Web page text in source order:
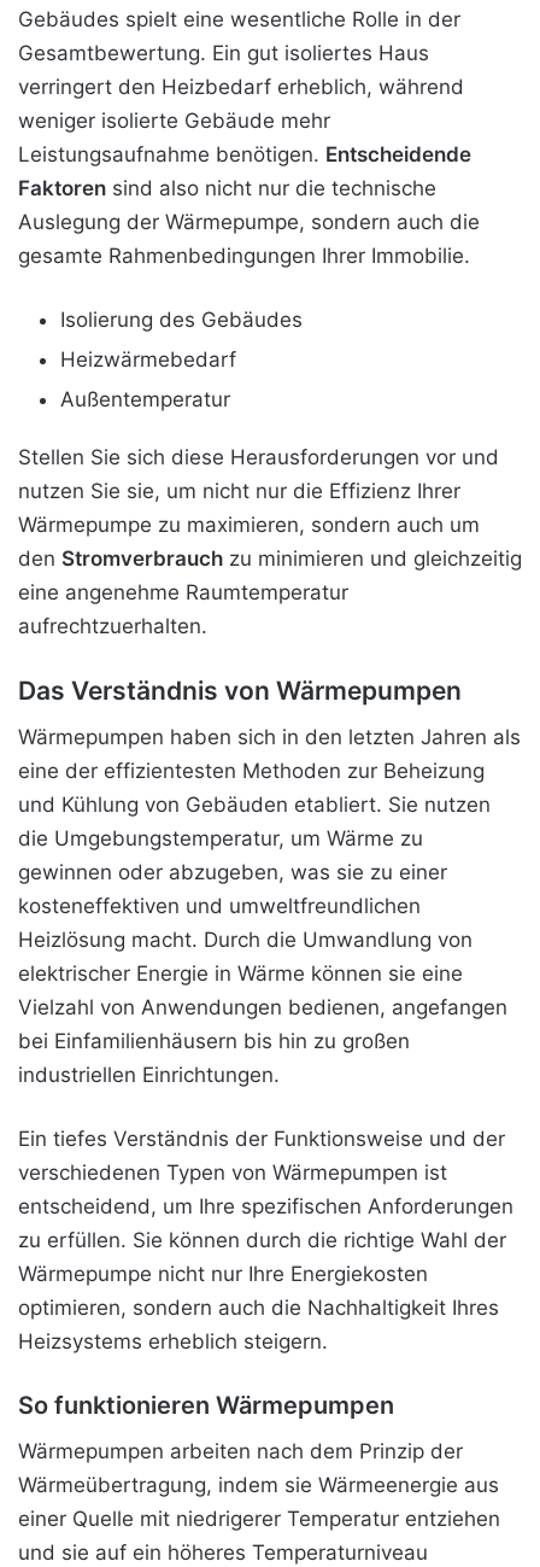
Gebäudes spielt eine wesentliche Rolle in der
Gesamtbewertung. Ein gut isoliertes Haus
verringert den Heizbedarf erheblich, während
weniger isolierte Gebäude mehr
Leistungsaufnahme benötigen. Entscheidende
Faktoren sind also nicht nur die technische
Auslegung der Wärmepumpe, sondern auch die
gesamte Rahmenbedingungen Ihrer Immobilie.
Isolierung des Gebäudes
Heizwärmebedarf
Außentemperatur
Stellen Sie sich diese Herausforderungen vor und
nutzen Sie sie, um nicht nur die Effizienz Ihrer
Wärmepumpe zu maximieren, sondern auch um
den Stromverbrauch zu minimieren und gleichzeitig
eine angenehme Raumtemperatur
aufrechtzuerhalten.
Das Verständnis von Wärmepumpen
Wärmepumpen haben sich in den letzten Jahren als
eine der effizientesten Methoden zur Beheizung
und Kühlung von Gebäuden etabliert. Sie nutzen
die Umgebungstemperatur, um Wärme zu
gewinnen oder abzugeben, was sie zu einer
kosteneffektiven und umweltfreundlichen
Heizlösung macht. Durch die Umwandlung von
elektrischer Energie in Wärme können sie eine
Vielzahl von Anwendungen bedienen, angefangen
bei Einfamilienhäusern bis hin zu großen
industriellen Einrichtungen.
Ein tiefes Verständnis der Funktionsweise und der
verschiedenen Typen von Wärmepumpen ist
entscheidend, um Ihre spezifischen Anforderungen
zu erfüllen. Sie können durch die richtige Wahl der
Wärmepumpe nicht nur Ihre Energiekosten
optimieren, sondern auch die Nachhaltigkeit Ihres
Heizsystems erheblich steigern.
So funktionieren Wärmepumpen
Wärmepumpen arbeiten nach dem Prinzip der
Wärmeübertragung, indem sie Wärmeenergie aus
einer Quelle mit niedrigerer Temperatur entziehen
und sie auf ein höheres Temperaturniveau